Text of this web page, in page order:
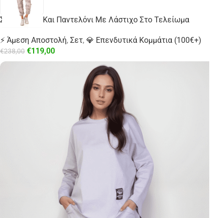
Σετ Ζακέτα Και Παντελόνι Με Λάστιχο Στο Τελείωμα
⚡ Άμεση Αποστολή, Σετ, 💎 Επενδυτικά Κομμάτια (100€+)
€238,00 €119,00